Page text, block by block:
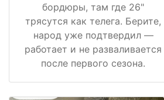
бордюры, там где 26"
трясутся как телега. Берите,
народ уже подтвердил —
работает и не разваливается
после первого сезона.